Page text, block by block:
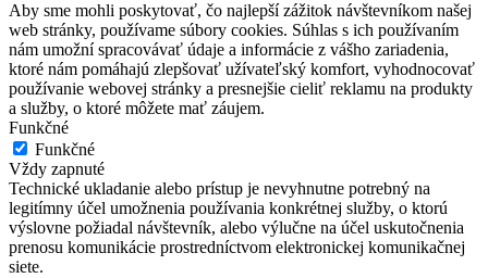
Aby sme mohli poskytovať, čo najlepší zážitok návštevníkom našej
web stránky, používame súbory cookies. Súhlas s ich používaním
nám umožní spracovávať údaje a informácie z vášho zariadenia,
ktoré nám pomáhajú zlepšovať užívateľský komfort, vyhodnocovať
používanie webovej stránky a presnejšie cieliť reklamu na produkty
a služby, o ktoré môžete mať záujem.
Funkčné
Funkčné
Vždy zapnuté
Technické ukladanie alebo prístup je nevyhnutne potrebný na
legitímny účel umožnenia používania konkrétnej služby, o ktorú
výslovne požiadal návštevník, alebo výlučne na účel uskutočnenia
prenosu komunikácie prostredníctvom elektronickej komunikačnej
siete.